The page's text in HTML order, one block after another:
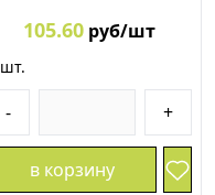
105.60 руб/шт
шт.
- +
в корзину